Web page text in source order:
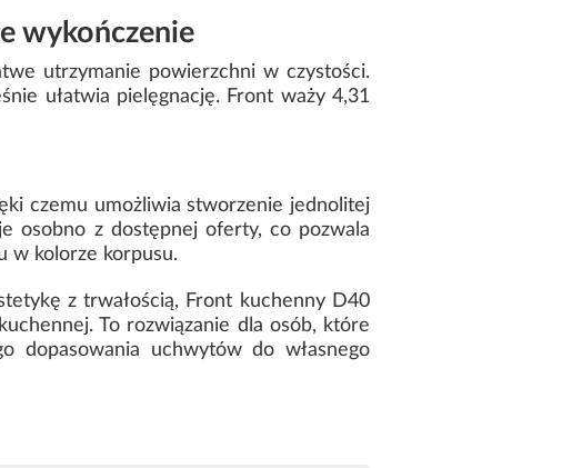
wykończenie
utrzymanie powierzchni w czystości.
ułatwia pielęgnację. Front waży 4,31
czemu umożliwia stworzenie jednolitej
osobno z dostępnej oferty, co pozwala
w kolorze korpusu.
z trwałością, Front kuchenny D40
To rozwiązanie dla osób, które
dopasowania uchwytów do własnego